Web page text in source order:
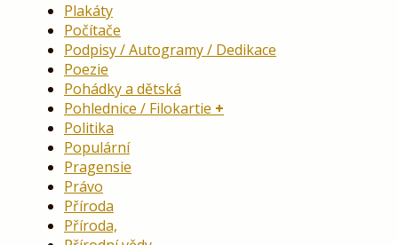
Plakáty
Počítače
Podpisy / Autogramy / Dedikace
Poezie
Pohádky a dětská
Pohlednice / Filokartie
Politika
Populární
Pragensie
Právo
Příroda
Příroda,